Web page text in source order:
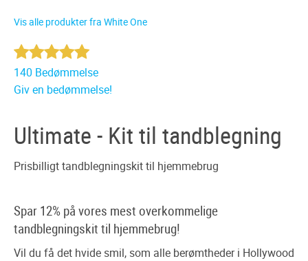
Vis alle produkter fra White One
140 Bedømmelse
Giv en bedømmelse!
Ultimate - Kit til tandblegning
Prisbilligt tandblegningskit til hjemmebrug
Spar 12% på vores mest overkommelige
tandblegningskit til hjemmebrug!
Vil du få det hvide smil, som alle berømtheder i Hollywood